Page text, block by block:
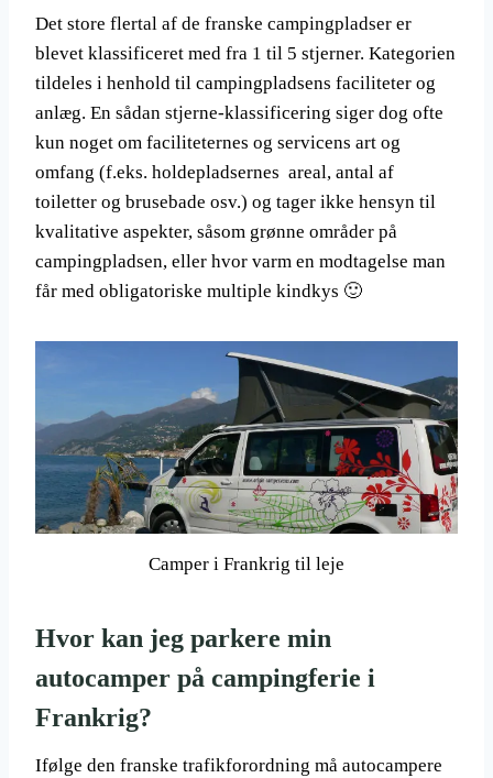
Det store flertal af de franske campingpladser er
blevet klassificeret med fra 1 til 5 stjerner. Kategorien
tildeles i henhold til campingpladsens faciliteter og
anlæg. En sådan stjerne-klassificering siger dog ofte
kun noget om faciliteternes og servicens art og
omfang (f.eks. holdepladsernes areal, antal af
toiletter og brusebade osv.) og tager ikke hensyn til
kvalitative aspekter, såsom grønne områder på
campingpladsen, eller hvor varm en modtagelse man
får med obligatoriske multiple kindkys 🙂
Camper i Frankrig til leje
Hvor kan jeg parkere min
autocamper på campingferie i
Frankrig?
Ifølge den franske trafikforordning må autocampere